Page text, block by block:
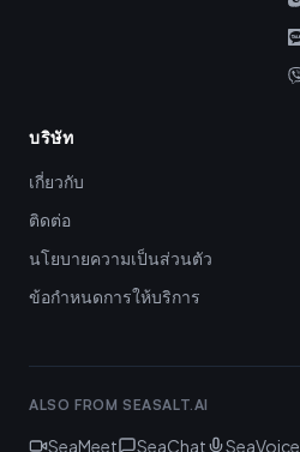
บริษัท
เกี่ยวกับ
ติดต่อ
นโยบายความเป็นส่วนตัว
ข้อกำหนดการให้บริการ
ALSO FROM SEASALT.AI
SeaMeet SeaChat SeaVoice